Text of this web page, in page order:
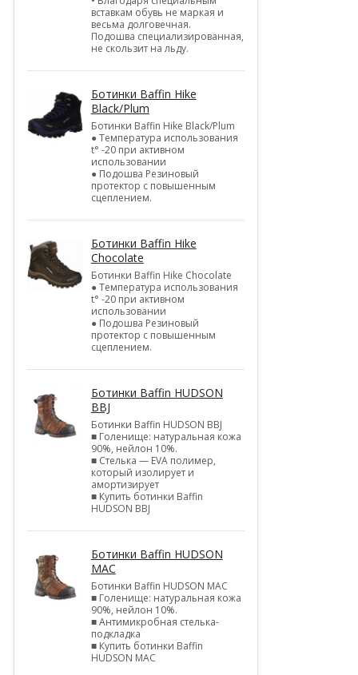
вставкам обувь не маркая и
весьма долговечная.
Подошва специализированная,
не скользит на льду.
Ботинки Baffin Hike
Black/Plum
Ботинки Baffin Hike Black/Plum
● Температура использования
t° -20 при активном
использовании
● Подошва Резиновый
протектор с повышенным
сцеплением.
Ботинки Baffin Hike
Chocolate
Ботинки Baffin Hike Chocolate
● Температура использования
t° -20 при активном
использовании
● Подошва Резиновый
протектор с повышенным
сцеплением.
Ботинки Baffin HUDSON
BBJ
Ботинки Baffin HUDSON BBJ
■ Голенище: натуральная кожа
90%, нейлон 10%.
■ Стелька — EVA полимер,
который изолирует и
амортизирует
■ Купить ботинки Baffin
HUDSON BBJ
Ботинки Baffin HUDSON
MAC
Ботинки Baffin HUDSON MAC
■ Голенище: натуральная кожа
90%, нейлон 10%.
■ Антимикробная стелька-
подкладка
■ Купить ботинки Baffin
HUDSON MAC